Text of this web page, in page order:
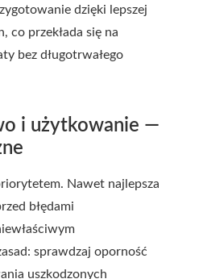
dzięki lepszej
co przekłada się na
bez długotrwałego
i użytkowanie —
Nawet najlepsza
błędami
sprawdzaj oporność
uszkodzonych